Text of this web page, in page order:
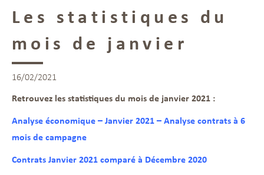
Les statistiques du
mois de janvier
16/02/2021
Retrouvez les statistiques du mois de janvier 2021 :
Analyse économique – Janvier 2021 – Analyse contrats à 6
mois de campagne
Contrats Janvier 2021 comparé à Décembre 2020